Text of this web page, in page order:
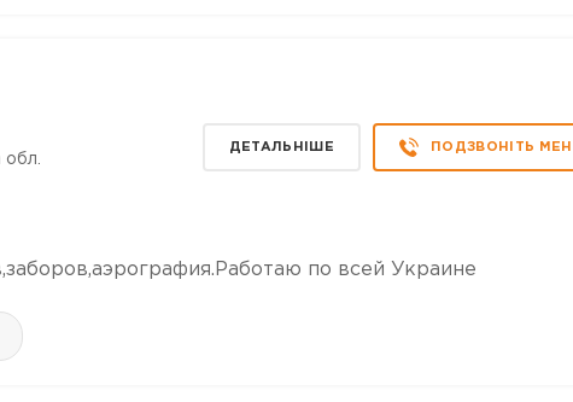
ДЕТАЛЬНІШЕ ПОДЗВОНІТЬ МЕНІ
по всей Украине